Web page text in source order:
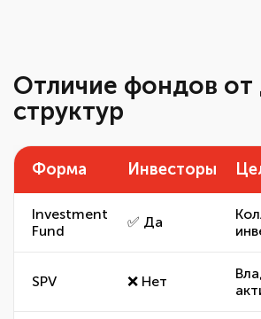
Отличие фондов от
структур
Форма Инвесторы
Investment
Fund
✅ Да
SPV ❌ Нет